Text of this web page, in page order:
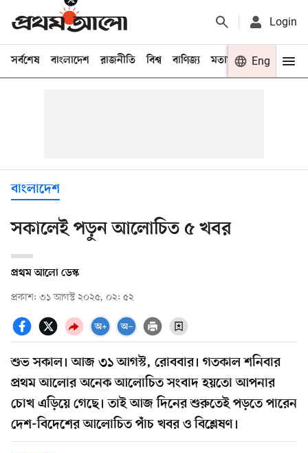
Login
সর্বশেষ বাংলাদেশ রাজনীতি বিশ্ব বাণিজ্য মতামত খেলা
Eng
বাংলাদেশ
সকালেই পড়ুন আলোচিত ৫ খবর
প্রথম আলো ডেস্ক
প্রকাশ: ৩১ আগস্ট ২০২৫, ০২: ৫২
শুভ সকাল। আজ ৩১ আগস্ট, রোববার। গতকাল শনিবার
প্রথম আলোর অনেক আলোচিত সংবাদ হয়তো আপনার
চোখ এড়িয়ে গেছে। তাই আজ দিনের শুরুতেই পড়তে পারেন
দেশ-বিদেশের আলোচিত পাঁচ খবর ও বিশ্লেষণ।